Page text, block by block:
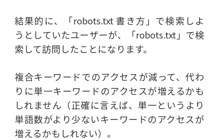
結果的に、「robots.txt 書き方」で検索しよ
うとしていたユーザーが、「robots.txt」で検
索して訪問したことになります。
複合キーワードでのアクセスが減って、代わ
りに単一キーワードのアクセスが増えるかも
しれません（正確に言えば、単一というより
単語数がより少ないキーワードのアクセスが
増えるかもしれない）。